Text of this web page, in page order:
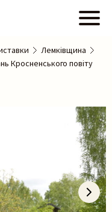
Лемківщина
Кросненського повіту